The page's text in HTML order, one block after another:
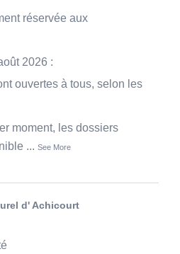
réservée aux
2026 :
ouvertes à tous, selon les
moment, les dossiers
... See More
d' Achicourt